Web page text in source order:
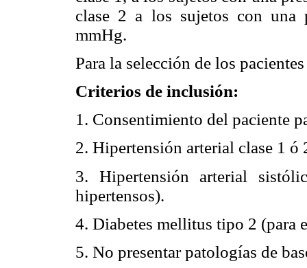
clase 2 a los sujetos con una
mmHg.
Para la selección de los
Criterios de inclusión:
1. Consentimiento del paciente
2. Hipertensión arterial clase 1 ó
3. Hipertensión arterial
hipertensos).
4. Diabetes mellitus tipo 2 (para
5. No presentar patologías de